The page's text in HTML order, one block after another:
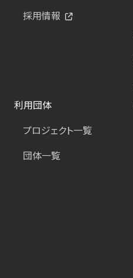
採用情報
利用団体
プロジェクト一覧
団体一覧